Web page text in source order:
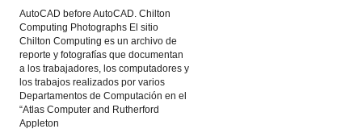
AutoCAD before AutoCAD. Chilton
Computing Photographs El sitio
Chilton Computing es un archivo de
reporte y fotografías que documentan
a los trabajadores, los computadores y
los trabajos realizados por varios
Departamentos de Computación en el
“Atlas Computer and Rutherford
Appleton